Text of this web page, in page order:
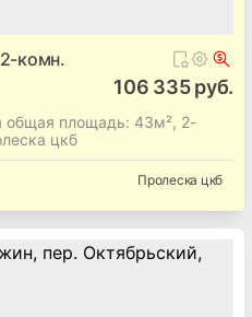
2-комн.
106 335 руб.
общая площадь: 43м², 2-
цкб
Пролеска цкб